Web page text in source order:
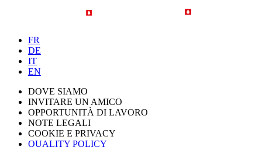
FR
DE
IT
EN
DOVE SIAMO
INVITARE UN AMICO
OPPORTUNITÀ DI LAVORO
NOTE LEGALI
COOKIE E PRIVACY
QUALITY POLICY